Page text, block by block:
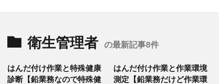
衛生管理者 の最新記事8件
はんだ付け作業と特殊健康
診断【鉛業務なので特殊健
はんだ付け作業と作業環境
測定【鉛業務だけど作業環